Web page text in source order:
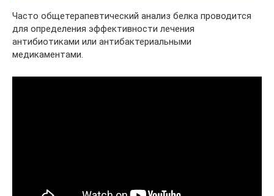
Часто общетерапевтический анализ белка проводится
для определения эффективности лечения
антибиотиками или антибактериальными
медикаментами.